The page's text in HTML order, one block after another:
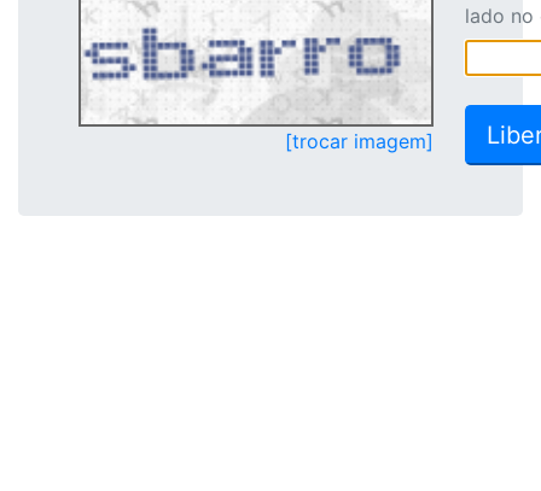
[trocar imagem]
lado no